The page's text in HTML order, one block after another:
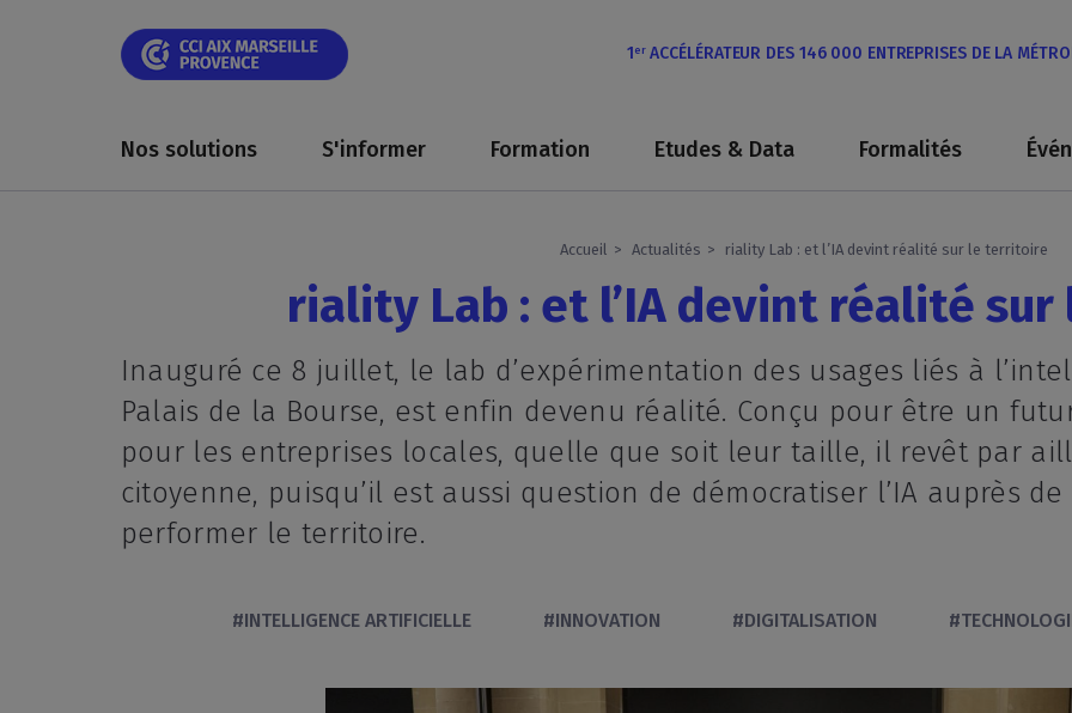
1 erACCÉLÉRATEUR DES 146 000 ENTREPRISES DE LA
Nos solutions S'informer Formation Etudes & Data Formalités
Accueil Actualités riality Lab : et l’IA devint réalité sur le territoire
riality Lab : et l’IA devint réalité
Inauguré ce 8 juillet, le lab d’expérimentation des usages liés à
Palais de la Bourse, est enfin devenu réalité. Conçu pour être un
pour les entreprises locales, quelle que soit leur taille, il revêt par
citoyenne, puisqu’il est aussi question de démocratiser l’IA auprès
performer le territoire.
#INTELLIGENCE ARTIFICIELLE #INNOVATION #DIGITALISATION